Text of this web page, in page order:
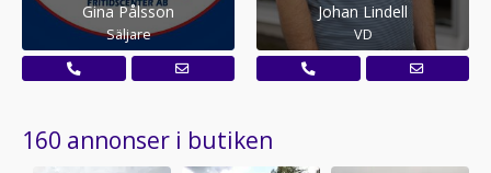
Gina Pålsson
Säljare
Johan Lindell
VD
160 annonser i butiken